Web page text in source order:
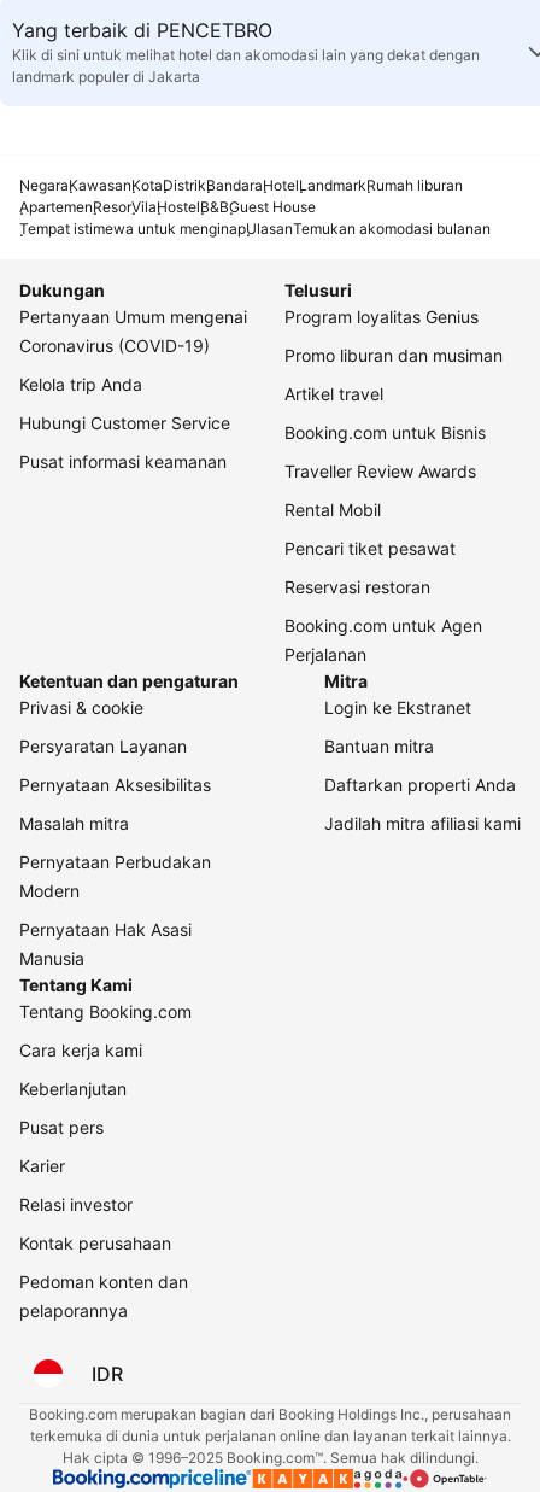
Yang terbaik di PENCETBRO
Klik di sini untuk melihat hotel dan akomodasi lain yang dekat dengan
landmark populer di Jakarta
NegaraKawasanKotaDistrikBandaraHotelLandmarkRumah liburan
ApartemenResorVilaHostelB&BGuest House
Tempat istimewa untuk menginapUlasanTemukan akomodasi bulanan
Dukungan
Pertanyaan Umum mengenai
Coronavirus (COVID-19)
Kelola trip Anda
Hubungi Customer Service
Pusat informasi keamanan
Telusuri
Program loyalitas Genius
Promo liburan dan musiman
Artikel travel
Booking.com untuk Bisnis
Traveller Review Awards
Rental Mobil
Pencari tiket pesawat
Reservasi restoran
Booking.com untuk Agen
Perjalanan
Ketentuan dan pengaturan
Privasi & cookie
Persyaratan Layanan
Pernyataan Aksesibilitas
Masalah mitra
Pernyataan Perbudakan
Modern
Pernyataan Hak Asasi
Manusia
Mitra
Login ke Ekstranet
Bantuan mitra
Daftarkan properti Anda
Jadilah mitra afiliasi kami
Tentang Kami
Tentang Booking.com
Cara kerja kami
Keberlanjutan
Pusat pers
Karier
Relasi investor
Kontak perusahaan
Pedoman konten dan
pelaporannya
IDR
Booking.com merupakan bagian dari Booking Holdings Inc., perusahaan
terkemuka di dunia untuk perjalanan online dan layanan terkait lainnya.
Hak cipta © 1996–2025 Booking.com™. Semua hak dilindungi.